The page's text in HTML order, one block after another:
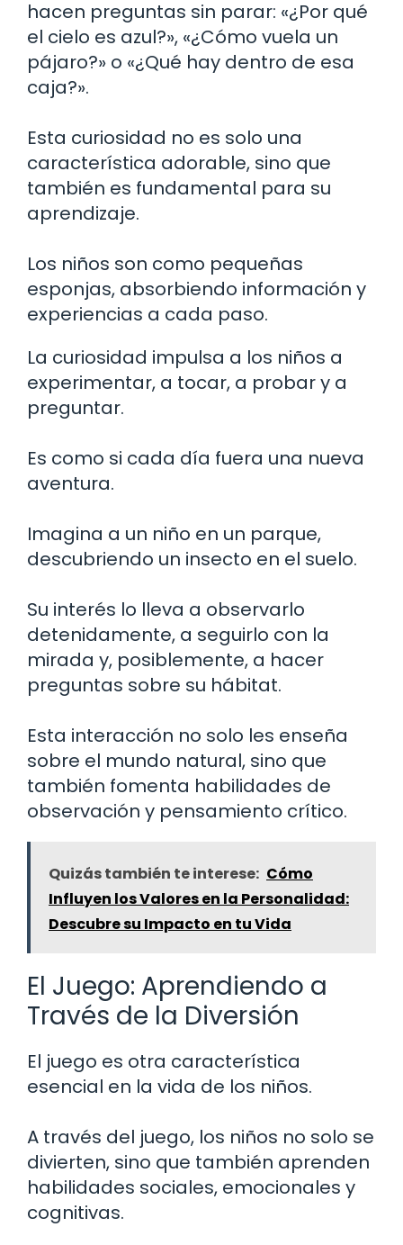
hacen preguntas sin parar: «¿Por qué
el cielo es azul?», «¿Cómo vuela un
pájaro?» o «¿Qué hay dentro de esa
caja?».
Esta curiosidad no es solo una
característica adorable, sino que
también es fundamental para su
aprendizaje.
Los niños son como pequeñas
esponjas, absorbiendo información y
experiencias a cada paso.
La curiosidad impulsa a los niños a
experimentar, a tocar, a probar y a
preguntar.
Es como si cada día fuera una nueva
aventura.
Imagina a un niño en un parque,
descubriendo un insecto en el suelo.
Su interés lo lleva a observarlo
detenidamente, a seguirlo con la
mirada y, posiblemente, a hacer
preguntas sobre su hábitat.
Esta interacción no solo les enseña
sobre el mundo natural, sino que
también fomenta habilidades de
observación y pensamiento crítico.
Quizás también te interese: Cómo
Influyen los Valores en la Personalidad:
Descubre su Impacto en tu Vida
El Juego: Aprendiendo a
Través de la Diversión
El juego es otra característica
esencial en la vida de los niños.
A través del juego, los niños no solo se
divierten, sino que también aprenden
habilidades sociales, emocionales y
cognitivas.